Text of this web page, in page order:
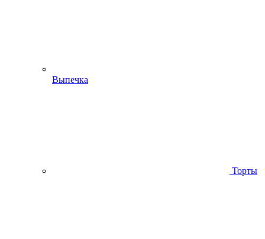
Выпечка
Торты